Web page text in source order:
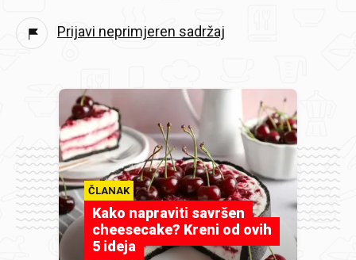
Prijavi neprimjeren sadržaj
ČLANAK
Kako napraviti savršen
cheesecake? Kreni od ovih
5 ideja